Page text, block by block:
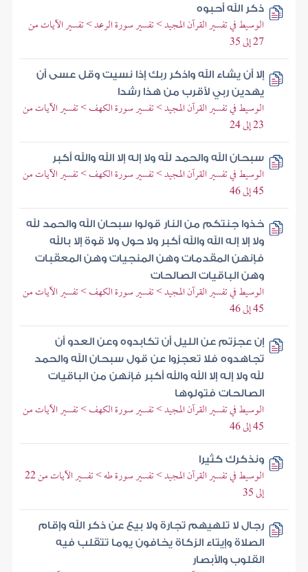
ذكر الله أحبوه
الوسيط في تفسير القرآن المجيد > تفسير سورة الرعد > تفسير الآيات من
27 إلى 35
إلا أن يشاء الله واذكر ربك إذا نسيت وقل عسى أن
يهدين ربي لأقرب من هذا رشدا
الوسيط في تفسير القرآن المجيد > تفسير سورة الكهف > تفسير الآيات من
23 إلى 24
سبحان الله والحمد لله ولا إله إلا الله والله أكبر
الوسيط في تفسير القرآن المجيد > تفسير سورة الكهف > تفسير الآيات من
45 إلى 46
خذوا جنتكم من النار قولوا سبحان الله والحمد لله
ولا إلا إله الله والله أكبر ولا حول ولا قوة إلا بالله
فإنهن المقدمات وهن المنجيات وهن المعقبات
وهن الباقيات الصالحات
الوسيط في تفسير القرآن المجيد > تفسير سورة الكهف > تفسير الآيات من
45 إلى 46
إن عجزتم عن الليل أن تكابدوه وعن العدو أن
تجاهدوه فلا تعجزوا عن قول سبحان الله والحمد
لله ولا إله إلا الله والله أكبر فإنهن من الباقيات
الصالحات فتولوها
الوسيط في تفسير القرآن المجيد > تفسير سورة الكهف > تفسير الآيات من
45 إلى 46
ونذكرك كثيرا
الوسيط في تفسير القرآن المجيد > تفسير سورة طه > تفسير الآيات من 22
إلى 35
رجال لا تلهيهم تجارة ولا بيع عن ذكر الله وإقام
الصلاة وإيتاء الزكاة يخافون يوما تتقلب فيه
القلوب والأبصار